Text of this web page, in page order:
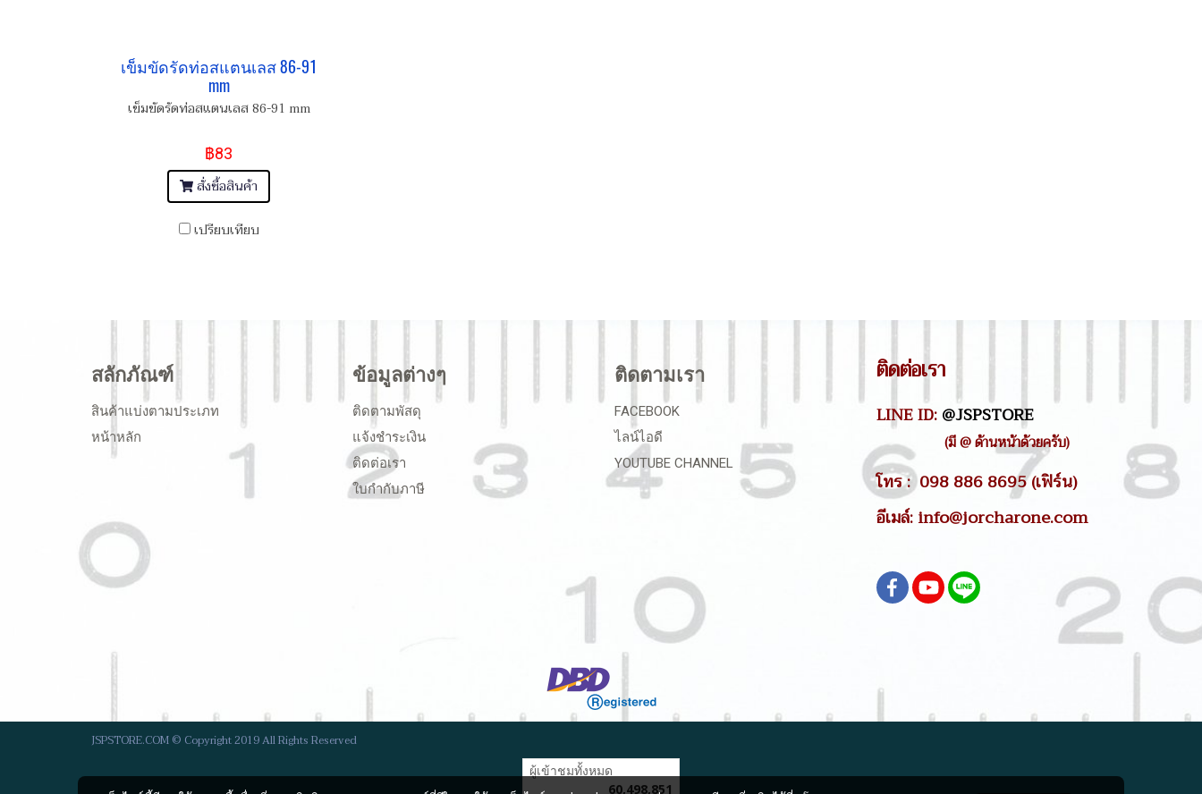
เข็มขัดรัดท่อสแตนเลส 86-91
mm
เข็มขัดรัดท่อสแตนเลส 86-91 mm
฿83
สั่งซื้อสินค้า
เปรียบเทียบ
สลักภัณฑ์
สินค้าแบ่งตามประเภท
หน้าหลัก
ข้อมูลต่างๆ
ติดตามพัสดุ
แจ้งชำระเงิน
ติดต่อเรา
ใบกำกับภาษี
ติดตามเรา
FACEBOOK
ไลน์ไอดี
YOUTUBE CHANNEL
ติดต่อเรา
LINE ID:@JSPSTORE
(มี @ ด้านหน้าด้วยครับ)
โทร : 098 886 8695 (เฟิร์น)
อีเมล์: info@jorcharone.com
JSPSTORE.COM © Copyright 2019 All Rights Reserved
ผู้เข้าชมวันนี้